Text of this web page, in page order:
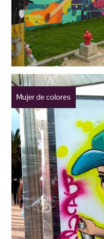
Mujer de colores